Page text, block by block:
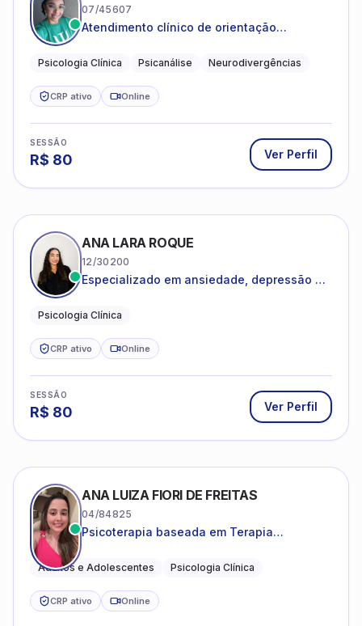
07/45607
Atendimento clínico de orientação
crianças neurotípicas
Psicologia Clínica Psicanálise Neurodivergências
CRP ativo Online
SESSÃO
R$ 80 Ver Perfil
ANA LARA ROQUE
12/30200
Especializado em ansiedade, depressão e
Psicologia Clínica
CRP ativo Online
SESSÃO
R$ 80 Ver Perfil
ANA LUIZA FIORI DE FREITAS
04/84825
Psicoterapia baseada em Terapia
Adultos e Adolescentes Psicologia Clínica
CRP ativo Online